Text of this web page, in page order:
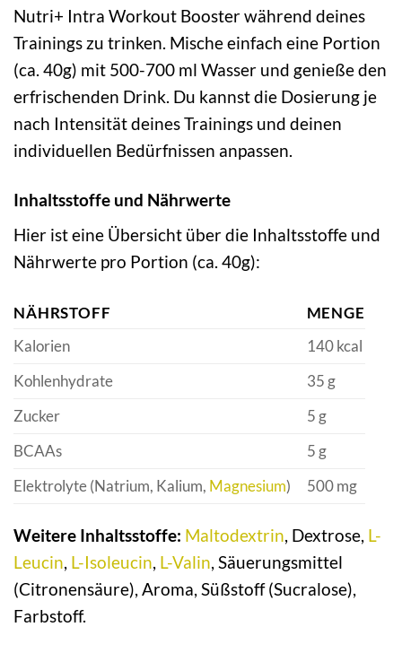
Nutri+ Intra Workout Booster während deines
Trainings zu trinken. Mische einfach eine Portion
(ca. 40g) mit 500-700 ml Wasser und genieße den
erfrischenden Drink. Du kannst die Dosierung je
nach Intensität deines Trainings und deinen
individuellen Bedürfnissen anpassen.
Inhaltsstoffe und Nährwerte
Hier ist eine Übersicht über die Inhaltsstoffe und
Nährwerte pro Portion (ca. 40g):
NÄHRSTOFF
MENGE
Kalorien
140 kcal
Kohlenhydrate
35 g
Zucker
5 g
BCAAs
5 g
Elektrolyte (Natrium, Kalium, Magnesium) 500 mg
Weitere Inhaltsstoffe: Maltodextrin , Dextrose, L-
Leucin L-Isoleucin L-Valin , Säuerungsmittel
(Citronensäure), Aroma, Süßstoff (Sucralose),
Farbstoff.